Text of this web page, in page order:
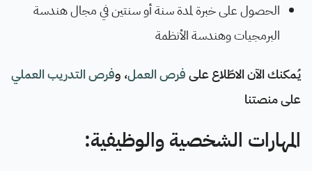
الحصول على خبرة لمدة سنة أو سنتين في مجال هندسة
البرمجيات وهندسة الأنظمة
يُمكنك الآن الاطّلاع علىفرص العمل، وفرص التدريب العملي
على منصتنا
المهارات الشخصية والوظيفية: